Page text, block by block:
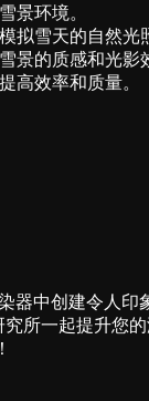
景环境。
拟雪天的自然光
景的质感和光影
高效率和质量。
器中创建令人印
所一起提升您